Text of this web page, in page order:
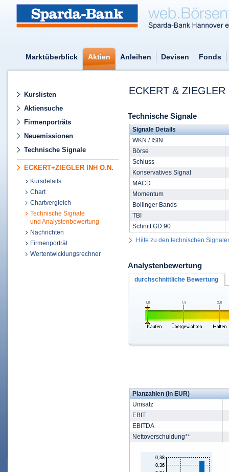
Marktüberblick Aktien Anleihen Devisen Fonds
Kurslisten
Aktiensuche
Firmenporträts
Neuemissionen
Technische Signale
ECKERT+ZIEGLER INH O.N.
Kursdetails
Chart
Chartvergleich
Technische Signale
und Analystenbewertung
Nachrichten
Firmenporträt
Wertentwicklungsrechner
ECKERT &
Technische Signale
Signale Details
WKN / ISIN
Börse
Schluss
Konservatives Signal
MACD
Momentum
Bollinger Bands
TBI
Schnitt GD 90
Hilfe zu den technischen
Analystenbewertung
durchschnittliche Bewertung
Planzahlen (in EUR)
Umsatz
EBIT
EBITDA
Nettoverschuldung**